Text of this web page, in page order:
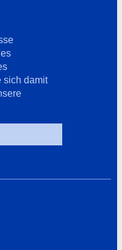
sich damit